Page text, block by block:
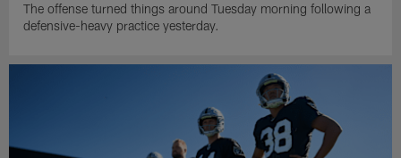
The offense turned things around Tuesday morning following a
defensive-heavy practice yesterday.